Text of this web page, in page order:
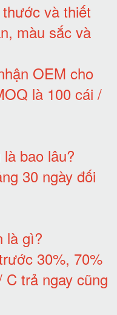
và thiết
màu sắc và
OEM cho
là 100 cái /
bao lâu?
30 ngày đối
là gì?
30%, 70%
C trả ngay cũng